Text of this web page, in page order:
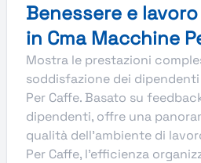
Benessere e
in Cma Macchine
Mostra le prestazioni
soddisfazione dei
Per Caffe. Basato su
dipendenti, offre una
qualità dell’ambiente di
Per Caffe, l’efficienza